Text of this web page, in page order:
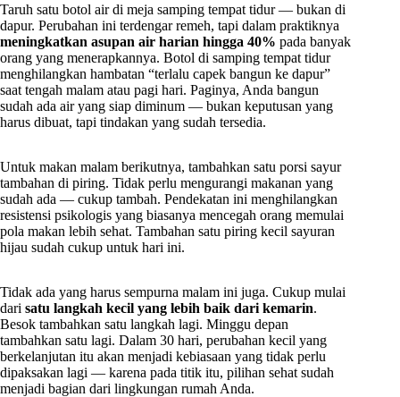
Taruh satu botol air di meja samping tempat tidur — bukan di
dapur. Perubahan ini terdengar remeh, tapi dalam praktiknya
meningkatkan asupan air harian hingga 40% pada banyak
orang yang menerapkannya. Botol di samping tempat tidur
menghilangkan hambatan “terlalu capek bangun ke dapur”
saat tengah malam atau pagi hari. Paginya, Anda bangun
sudah ada air yang siap diminum — bukan keputusan yang
harus dibuat, tapi tindakan yang sudah tersedia.
Untuk makan malam berikutnya, tambahkan satu porsi sayur
tambahan di piring. Tidak perlu mengurangi makanan yang
sudah ada — cukup tambah. Pendekatan ini menghilangkan
resistensi psikologis yang biasanya mencegah orang memulai
pola makan lebih sehat. Tambahan satu piring kecil sayuran
hijau sudah cukup untuk hari ini.
Tidak ada yang harus sempurna malam ini juga. Cukup mulai
dari satu langkah kecil yang lebih baik dari kemarin.
Besok tambahkan satu langkah lagi. Minggu depan
tambahkan satu lagi. Dalam 30 hari, perubahan kecil yang
berkelanjutan itu akan menjadi kebiasaan yang tidak perlu
dipaksakan lagi — karena pada titik itu, pilihan sehat sudah
menjadi bagian dari lingkungan rumah Anda.